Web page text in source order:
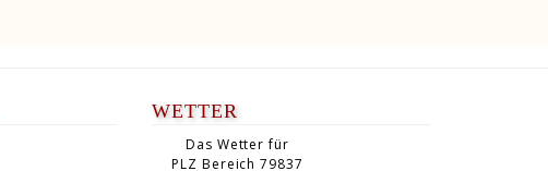
WETTER
Das Wetter für
PLZ Bereich 79837